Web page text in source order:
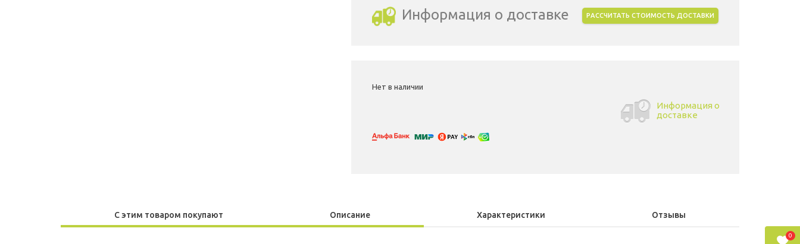
Информация о доставке РАССЧИТАТЬ СТОИМОСТЬ ДОСТАВКИ
Нет в наличии
Информация о
доставке
С этим товаром покупают Описание Характеристики Отзывы
0